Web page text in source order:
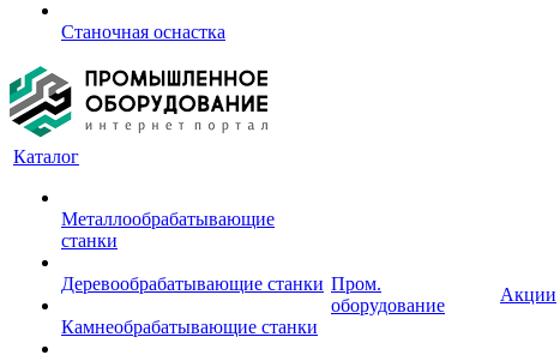
Станочная оснастка
Каталог
Металлообрабатывающие
станки
Деревообрабатывающие станки
Камнеобрабатывающие станки
Пром.
оборудование
Акции